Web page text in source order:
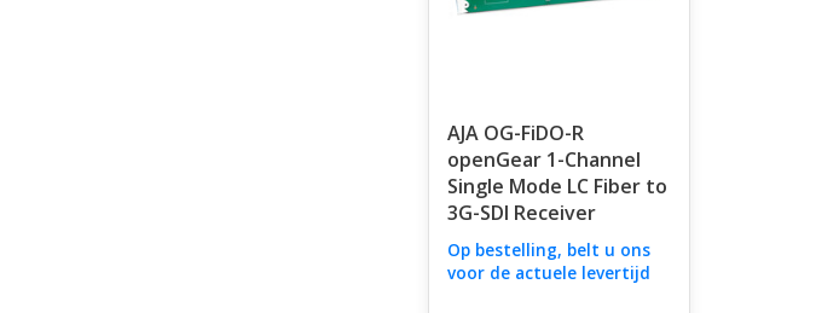
AJA OG-FiDO-R
openGear 1-Channel
Single Mode LC Fiber to
3G-SDI Receiver
Op bestelling, belt u ons
voor de actuele levertijd